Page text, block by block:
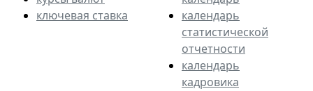
ключевая ставка
календарь
статистической
отчетности
календарь
кадровика